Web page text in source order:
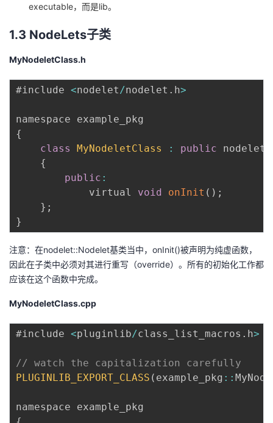
验
收
藏
议
executable，而是lib。
1.3 NodeLets子类
MyNodeletClass.h
#include <nodelet/nodelet . h>
{
class
MyNodeletClass : public nodelet
{
public :
            virtual
void onInit ( ) ;
} ;
}
注意：在nodelet::Nodelet基类当中，onInit()被声明为纯虚函数，
因此在子类中必须对其进行重写（override）。所有的初始化工作都
应该在这个函数中完成。
MyNodeletClass.cpp
#include <pluginlib/class_list_macros . h>
// watch the capitalization carefully
PLUGINLIB_EXPORT_CLASS ( example_pkg : :